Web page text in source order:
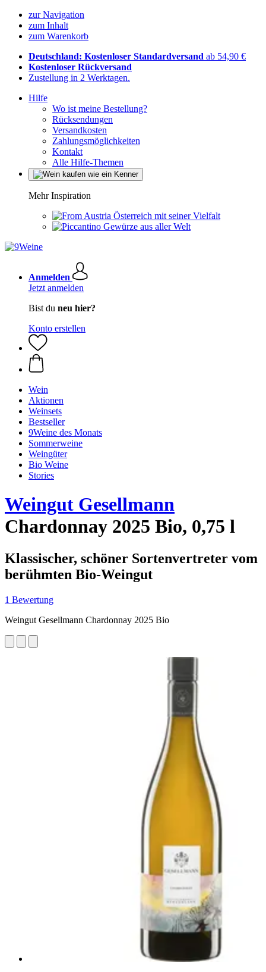
zur Navigation
zum Inhalt
zum Warenkorb
Deutschland: Kostenloser Standardversand ab 54,90 €
Kostenloser Rückversand
Zustellung in 2 Werktagen.
Hilfe
Wo ist meine Bestellung?
Rücksendungen
Versandkosten
Zahlungsmöglichkeiten
Kontakt
Alle Hilfe-Themen
Mehr Inspiration
Österreich mit seiner Vielfalt
Gewürze aus aller Welt
Anmelden
Jetzt anmelden
Bist du neu hier?
Konto erstellen
Wein
Aktionen
Weinsets
Bestseller
9Weine des Monats
Sommerweine
Weingüter
Bio Weine
Stories
Weingut Gesellmann
Chardonnay 2025 Bio, 0,75 l
Klassischer, schöner Sortenvertreter vom
berühmten Bio-Weingut
1 Bewertung
Weingut Gesellmann Chardonnay 2025 Bio